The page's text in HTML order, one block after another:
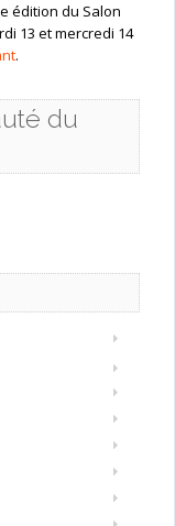
édition du Salon
13 et mercredi 14
.
du